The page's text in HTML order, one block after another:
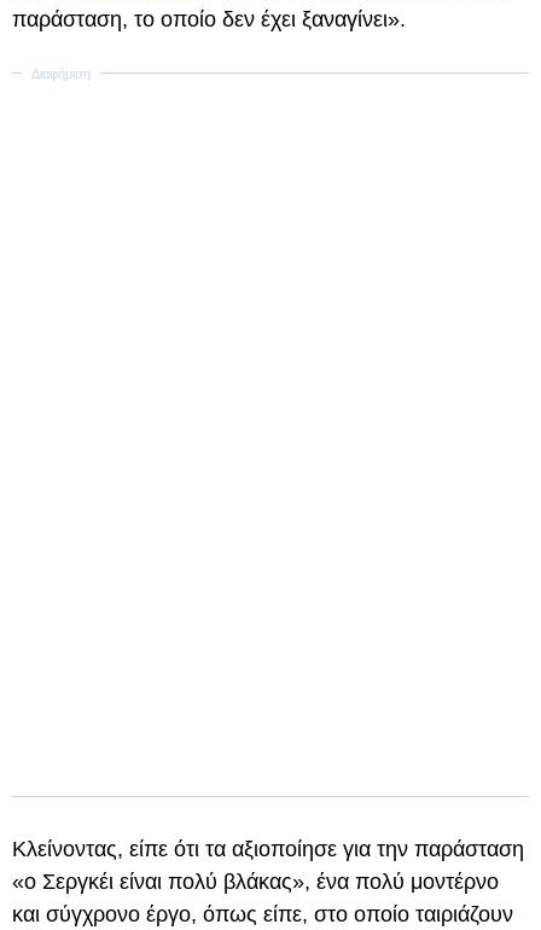
παράσταση, το οποίο δεν έχει ξαναγίνει».
Κλείνοντας, είπε ότι τα αξιοποίησε για την παράσταση
«ο Σεργκέι είναι πολύ βλάκας», ένα πολύ μοντέρνο
και σύγχρονο έργο, όπως είπε, στο οποίο ταιριάζουν